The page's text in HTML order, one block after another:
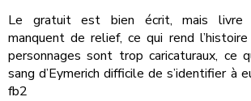
Le gratuit est bien écrit, mais livre
manquent de relief, ce qui rend
personnages sont trop caricaturaux, ce
sang d’Eymerich difficile de s’identifier à
fb2